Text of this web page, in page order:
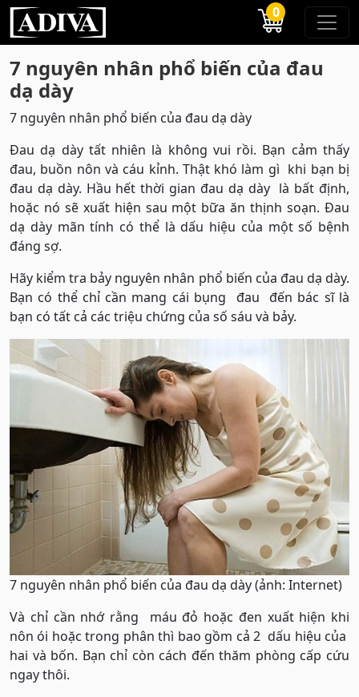
0
7 nguyên nhân phổ biến của đau
dạ dày
7 nguyên nhân phổ biến của đau dạ dày
Đau dạ dày tất nhiên là không vui rồi. Bạn cảm thấy
đau, buồn nôn và cáu kỉnh. Thật khó làm gì khi bạn bị
đau dạ dày. Hầu hết thời gian đau dạ dày là bất định,
hoặc nó sẽ xuất hiện sau một bữa ăn thịnh soạn. Đau
dạ dày mãn tính có thể là dấu hiệu của một số bệnh
đáng sợ.
Hãy kiểm tra bảy nguyên nhân phổ biến của đau dạ dày.
Bạn có thể chỉ cần mang cái bụng đau đến bác sĩ là
bạn có tất cả các triệu chứng của số sáu và bảy.
7 nguyên nhân phổ biến của đau dạ dày (ảnh: Internet)
Và chỉ cần nhớ rằng máu đỏ hoặc đen xuất hiện khi
nôn ói hoặc trong phân thì bao gồm cả 2 dấu hiệu của
hai và bốn. Bạn chỉ còn cách đến thăm phòng cấp cứu
ngay thôi.